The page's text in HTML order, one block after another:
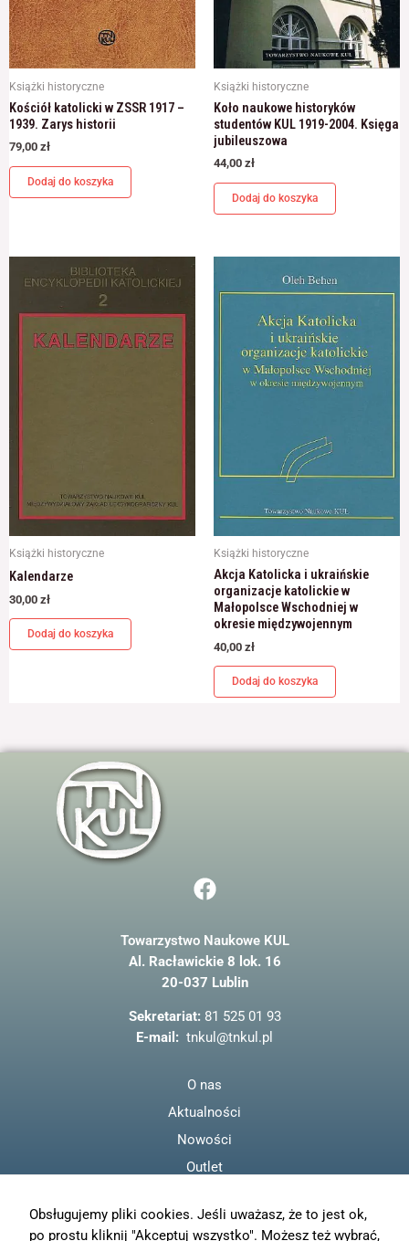
Książki historyczne
Kościół katolicki w ZSSR 1917 –
1939. Zarys historii
79,00 zł
Dodaj do koszyka
Książki historyczne
Koło naukowe historyków
studentów KUL 1919-2004. Księga
jubileuszowa
44,00 zł
Dodaj do koszyka
Książki historyczne
Kalendarze
30,00 zł
Dodaj do koszyka
Książki historyczne
Akcja Katolicka i ukraińskie
organizacje katolickie w
Małopolsce Wschodniej w
okresie międzywojennym
40,00 zł
Dodaj do koszyka
F
a
e
b
o
o
k
Towarzystwo Naukowe KUL
Al. Racławickie 8 lok. 16
20-037 Lublin
Sekretariat: 81 525 01 93
E-mail: tnkul@tnkul.pl
O nas
Aktualności
Nowości
Outlet
Polityka prywatności
Obsługujemy pliki cookies. Jeśli uważasz, że to jest ok,
po prostu kliknij "Akceptuj wszystko". Możesz też wybrać,